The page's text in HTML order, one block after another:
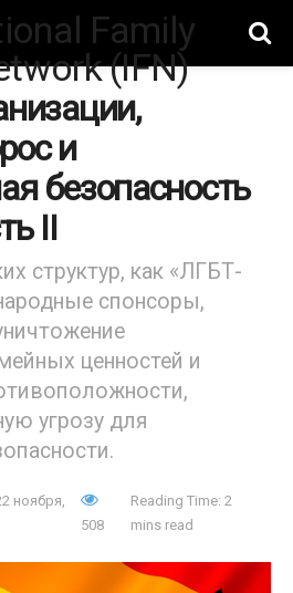
и
безопасность
II
структур, как «ЛГБТ-
спонсоры,
ценностей и
угрозу для
ноября,
508
Reading Time: 2
mins read